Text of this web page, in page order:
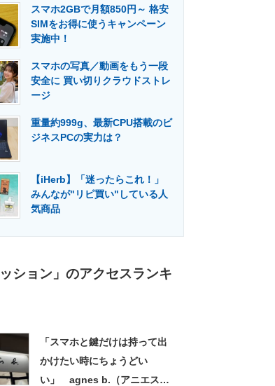
建設×テクノロジーの最前線
スマホ2GBで月額850円～ 格安
SIMをお得に使うキャンペーン
実施中！
スマホの写真／動画をもう一段
安全に 買い切りクラウドストレ
ージ
重量約999g、最新CPU搭載のビ
ジネスPCの実力は？
【iHerb】「迷ったらこれ！」
みんなが"リピ買い"している人
気商品
ッション」のアクセスランキ
「スマホと鍵だけは持って出
かけたい時にちょうどい
い」 agnes b.（アニエスべ